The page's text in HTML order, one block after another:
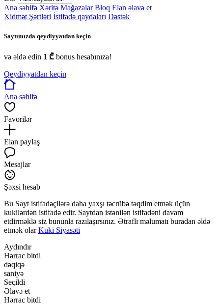
Ana səhifə Xəritə Mağazalar Bloq Elan əlavə et
Xidmət Şərtləri İstifadə qaydaları Dəstək
Saytımızda qeydiyyatdan keçin
və əldə edin 1 ₾ bonus hesabınıza!
Qeydiyyatdan keçin
Ana səhifə
Favorilər
Elan paylaş
Mesajlar
Şəxsi hesab
Bu Sayt istifadəçilərə daha yaxşı təcrübə təqdim etmək üçün
kukilərdən istifadə edir. Saytdan istənilən istifadəni davam
etdirməklə siz bununla razılaşırsınız. Ətraflı məlumatı buradan əldə
etmək olarKuki Siyasəti
Aydındır
Hərrac bitdi
dəqiqə
saniyə
Seçildi
Əlavə et
Hərrac bitdi